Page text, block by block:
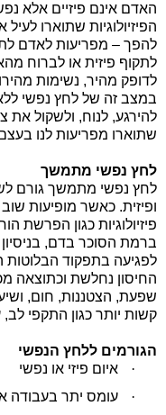
האדם אינם פיזיים אלא
הפיזיולוגיות שתוארו
להפך – מפריעות לאדם
לתקוף פיזית או לברוח
לדופק מהיר, נשימות
במצב זה של לחץ נפשי
להירגע, לנוח, ולשקול את
שתוארו מפריעות לנו
לחץ נפשי מתמשך
לחץ נפשי מתמשך גורם
ופיזית. כאשר מופיעות
פיזיולוגיות כגון הפרשת
ברמת הסוכר בדם,
לפגיעה בתפקוד
החיסון נחלשת וכתוצאה
שפעת, הצטננות, חום,
קשות יותר כגון התקפי
הגורמים ללחץ הנפשי
·
איום פיזי או נפשי
·
עומס יתר בעבודה